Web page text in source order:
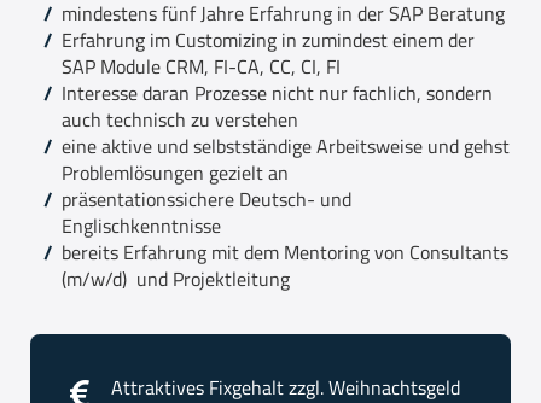
mindestens fünf Jahre Erfahrung in der SAP Beratung
Erfahrung im Customizing in zumindest einem der
SAP Module CRM, FI-CA, CC, CI, FI
Interesse daran Prozesse nicht nur fachlich, sondern
auch technisch zu verstehen
eine aktive und selbstständige Arbeitsweise und gehst
Problemlösungen gezielt an
präsentationssichere Deutsch- und
Englischkenntnisse
bereits Erfahrung mit dem Mentoring von Consultants
(m/w/d) und Projektleitung
Attraktives Fixgehalt zzgl. Weihnachtsgeld